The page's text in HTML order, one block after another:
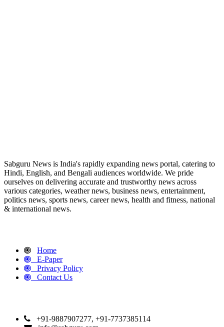
Sabguru News is India's rapidly expanding news portal, catering to
Hindi, English, and Bengali audiences worldwide. We pride
ourselves on delivering accurate and trustworthy news across
various categories, weather news, business news, entertainment,
politics news, sports news, career news, health and fitness, national
& international news.
Home
E-Paper
Privacy Policy
Contact Us
+91-9887907277, +91-7737385114